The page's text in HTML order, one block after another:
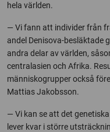
hela världen.
— Vi fann att individer från
andel Denisova-besläktade
andra delar av världen,
centralasien och Afrika.
människogrupper också
Mattias Jakobsson.
— Vi kan se att det
lever kvar i större